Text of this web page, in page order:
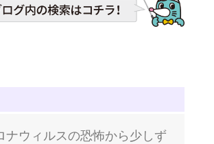
ウィルスの恐怖から少しず